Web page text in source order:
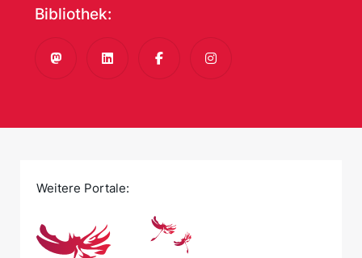
Bibliothek:
MastodonLinkedInFacebookInstagram
Weitere Portale: